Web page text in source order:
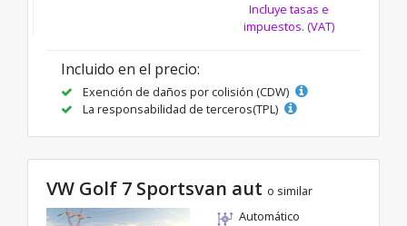
Incluye tasas e
impuestos. (VAT)
Incluido en el precio:
Exención de daños por colisión (CDW)
La responsabilidad de terceros(TPL)
VW Golf 7 Sportsvan aut o similar
Automático